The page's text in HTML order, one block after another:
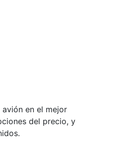
en el mejor
del precio, y